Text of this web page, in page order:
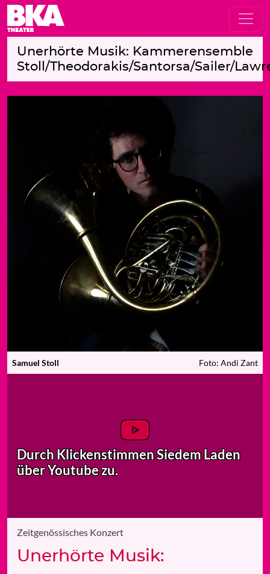
Unerhörte Musik: Kammerensemble
Stoll/Theodorakis/Santorsa/Sailer/
Samuel Stoll Foto: Andi Zant
Durch Klickenstimmen Siedem Laden
über Youtube zu.
Zeitgenössisches Konzert
Unerhörte Musik: